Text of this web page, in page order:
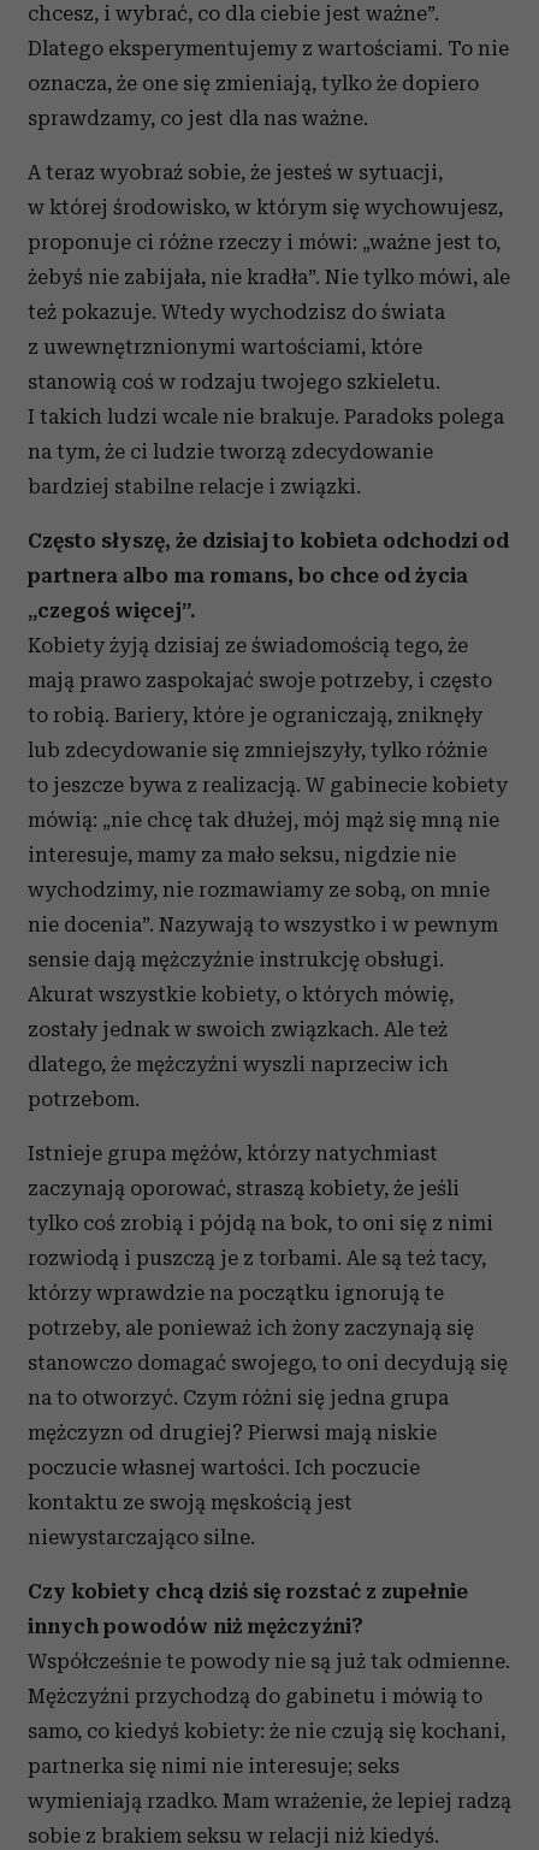
chcesz, i wybrać, co dla ciebie jest ważne”.
Dlatego eksperymentujemy z wartościami. To nie
oznacza, że one się zmieniają, tylko że dopiero
sprawdzamy, co jest dla nas ważne.
A teraz wyobraź sobie, że jesteś w sytuacji,
w której środowisko, w którym się wychowujesz,
proponuje ci różne rzeczy i mówi: „ważne jest to,
żebyś nie zabijała, nie kradła”. Nie tylko mówi, ale
też pokazuje. Wtedy wychodzisz do świata
z uwewnętrznionymi wartościami, które
stanowią coś w rodzaju twojego szkieletu.
I takich ludzi wcale nie brakuje. Paradoks polega
na tym, że ci ludzie tworzą zdecydowanie
bardziej stabilne relacje i związki.
Często słyszę, że dzisiaj to kobieta odchodzi od
partnera albo ma romans, bo chce od życia
„czegoś więcej”.
Kobiety żyją dzisiaj ze świadomością tego, że
mają prawo zaspokajać swoje potrzeby, i często
to robią. Bariery, które je ograniczają, zniknęły
lub zdecydowanie się zmniejszyły, tylko różnie
to jeszcze bywa z realizacją. W gabinecie kobiety
mówią: „nie chcę tak dłużej, mój mąż się mną nie
interesuje, mamy za mało seksu, nigdzie nie
wychodzimy, nie rozmawiamy ze sobą, on mnie
nie docenia”. Nazywają to wszystko i w pewnym
sensie dają mężczyźnie instrukcję obsługi.
Akurat wszystkie kobiety, o których mówię,
zostały jednak w swoich związkach. Ale też
dlatego, że mężczyźni wyszli naprzeciw ich
potrzebom.
Istnieje grupa mężów, którzy natychmiast
zaczynają oporować, straszą kobiety, że jeśli
tylko coś zrobią i pójdą na bok, to oni się z nimi
rozwiodą i puszczą je z torbami. Ale są też tacy,
którzy wprawdzie na początku ignorują te
potrzeby, ale ponieważ ich żony zaczynają się
stanowczo domagać swojego, to oni decydują się
na to otworzyć. Czym różni się jedna grupa
mężczyzn od drugiej? Pierwsi mają niskie
poczucie własnej wartości. Ich poczucie
kontaktu ze swoją męskością jest
niewystarczająco silne.
Czy kobiety chcą dziś się rozstać z zupełnie
innych powodów niż mężczyźni?
Współcześnie te powody nie są już tak odmienne.
Mężczyźni przychodzą do gabinetu i mówią to
samo, co kiedyś kobiety: że nie czują się kochani,
partnerka się nimi nie interesuje; seks
wymieniają rzadko. Mam wrażenie, że lepiej radzą
sobie z brakiem seksu w relacji niż kiedyś.